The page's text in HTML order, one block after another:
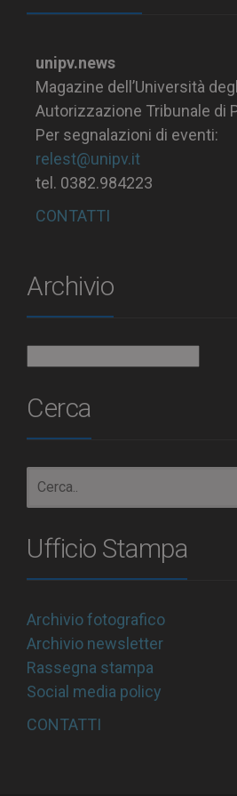
unipv.news
Magazine dell’Università
Autorizzazione Tribunale di
Per segnalazioni di eventi:
relest@unipv.it
tel. 0382.984223
CONTATTI
Archivio
Cerca
Ufficio Stampa
Archivio fotografico
Archivio newsletter
Rassegna stampa
Social media policy
CONTATTI